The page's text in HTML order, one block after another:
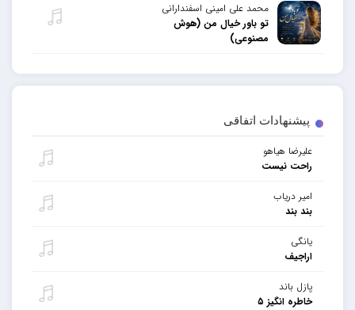
پیشنهادات اتفاقی
علیرضا هیاهو
راحت نیست
امیر دریاب
بند بند
یانگی
اراجیف
پازل باند
خاطره انگیز ۵
محمد علی امینی اسفندارانی
تو باور خیال من (هوش
مصنوعی)